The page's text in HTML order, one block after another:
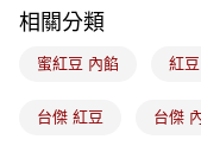
運送方式
常溫宅配-(限重20kg以
相關分類
蜜紅豆 內餡 紅
台傑 紅豆 台傑